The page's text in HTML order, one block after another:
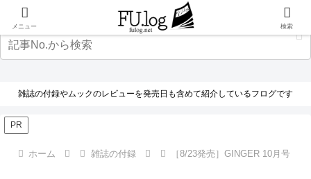
雑誌の付録やムックのレビューを発売日も含めて紹介しているフログです
PR
ホーム 雑誌の付録 ［8/23発売］GINGER 10月号
メニュー 検索